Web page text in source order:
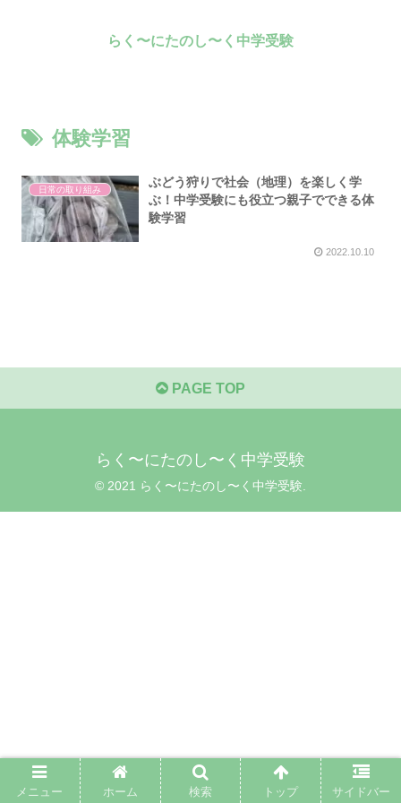
らく〜にたのし〜く中学受験
体験学習
日常の取り組み
ぶどう狩りで社会（地理）を楽しく学
ぶ！中学受験にも役立つ親子でできる体
験学習
2022.10.10
PAGE TOP
らく〜にたのし〜く中学受験
© 2021 らく〜にたのし〜く中学受験.
メニュー ホーム 検索 トップ サイドバー